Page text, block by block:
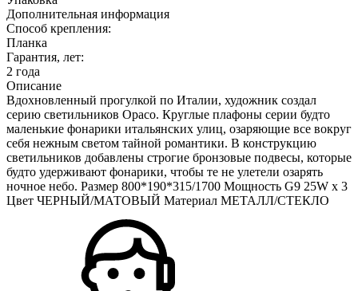
Дополнительная информация
Способ крепления:
Планка
Гарантия, лет:
2 года
Описание
Вдохновленный прогулкой по Италии, художник создал
серию светильников Opaco. Круглые плафоны серии будто
маленькие фонарики итальянских улиц, озаряющие все вокруг
себя нежным светом тайной романтики. В конструкцию
светильников добавлены строгие бронзовые подвесы, которые
будто удерживают фонарики, чтобы те не улетели озарять
ночное небо. Размер 800*190*315/1700 Мощность G9 25W х 3
Цвет ЧЕРНЫЙ/МАТОВЫЙ Материал МЕТАЛЛ/СТЕКЛО